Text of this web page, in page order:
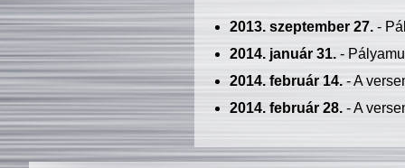
2013. szeptember 27.-
2014. január 31.-
2014. február 14.- A
2014. február 28.- A